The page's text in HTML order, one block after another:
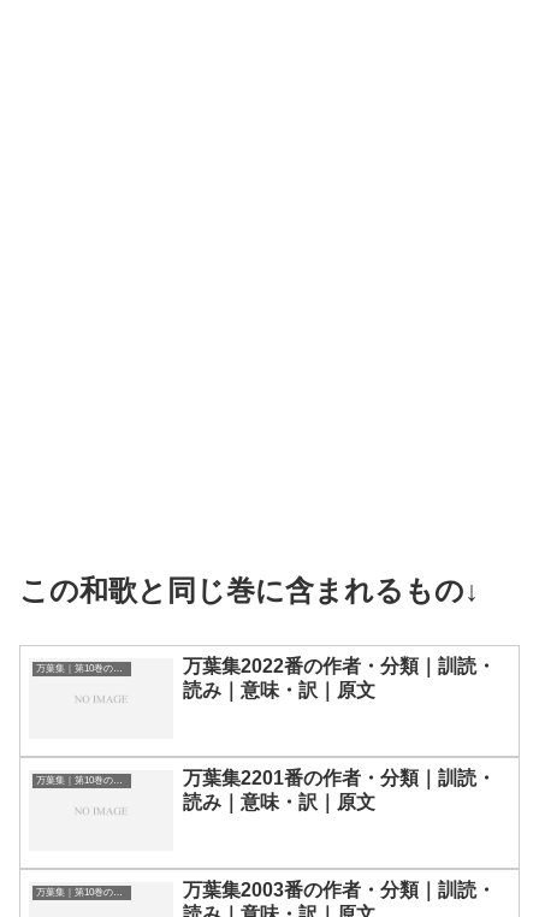
この和歌と同じ巻に含まれるもの↓
万葉集｜第10巻の和歌一覧
万葉集2022番の作者・分類｜訓読・
読み｜意味・訳｜原文
万葉集｜第10巻の和歌一覧
万葉集2201番の作者・分類｜訓読・
読み｜意味・訳｜原文
万葉集｜第10巻の和歌一覧
万葉集2003番の作者・分類｜訓読・